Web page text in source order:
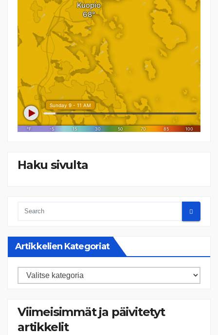
Haku sivulta
Artikkelien Kategoriat
Artikkelien
Viimeisimmät ja päivitetyt
artikkelit